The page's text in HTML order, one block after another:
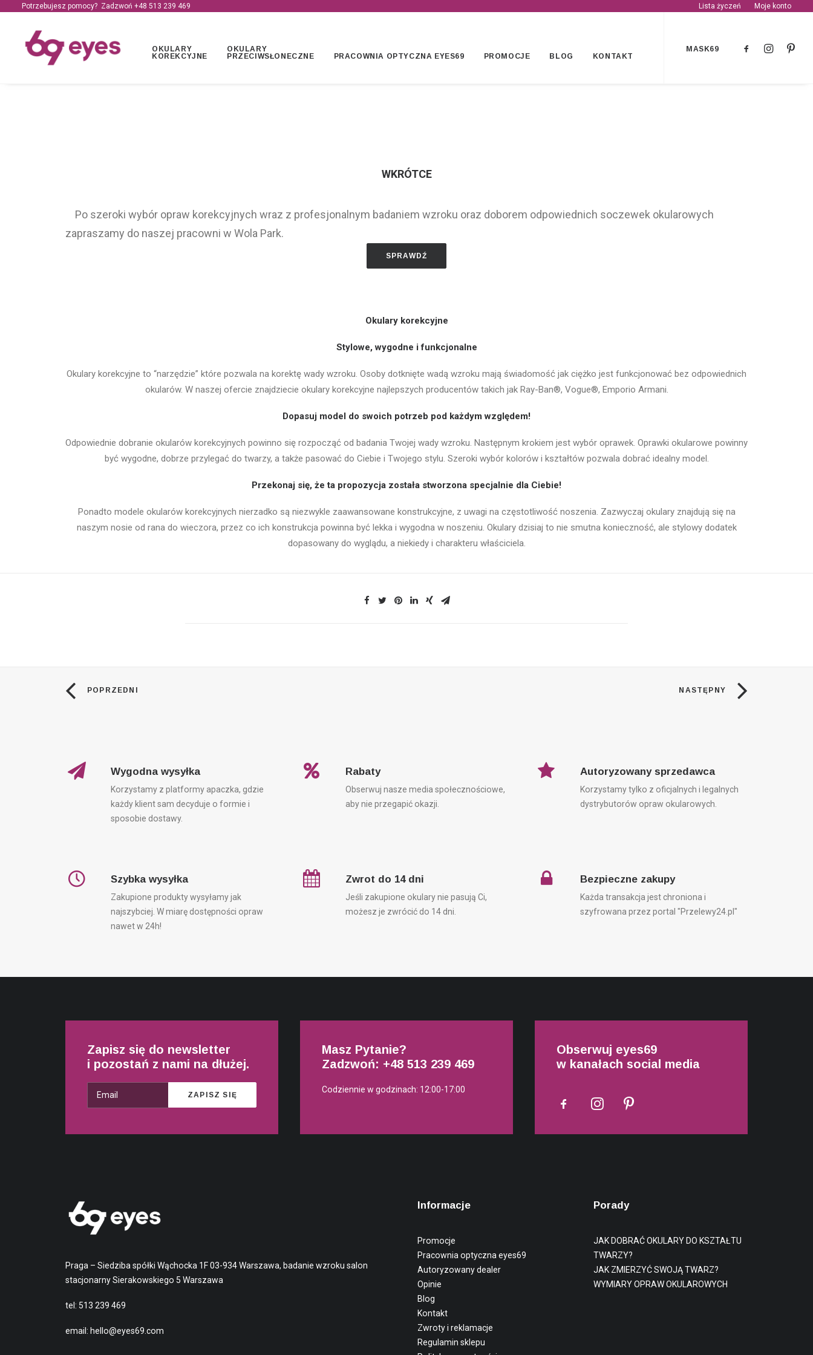
Potrzebujesz pomocy? Zadzwoń +48 513 239 469 Lista życzeń Moje konto
OKULARY
KOREKCYJNE
OKULARY
PRZECIWSŁONECZNE
PRACOWNIA OPTYCZNA EYES69 PROMOCJE BLOG KONTAKT
MASK69
WKRÓTCE
Po szeroki wybór opraw korekcyjnych wraz z profesjonalnym badaniem wzroku oraz doborem odpowiednich soczewek okularowych
zapraszamy do naszej pracowni w Wola Park.
SPRAWDŹ
Okulary korekcyjne
Stylowe, wygodne i funkcjonalne
Okulary korekcyjne to “narzędzie” które pozwala na korektę wady wzroku. Osoby dotknięte wadą wzroku mają świadomość jak ciężko jest funkcjonować bez odpowiednich
okularów. W naszej ofercie znajdziecie okulary korekcyjne najlepszych producentów takich jak Ray-Ban®, Vogue®, Emporio Armani.
Dopasuj model do swoich potrzeb pod każdym względem!
Odpowiednie dobranie okularów korekcyjnych powinno się rozpocząć od badania Twojej wady wzroku. Następnym krokiem jest wybór oprawek. Oprawki okularowe powinny
być wygodne, dobrze przylegać do twarzy, a także pasować do Ciebie i Twojego stylu. Szeroki wybór kolorów i kształtów pozwala dobrać idealny model.
Przekonaj się, że ta propozycja została stworzona specjalnie dla Ciebie!
Ponadto modele okularów korekcyjnych nierzadko są niezwykle zaawansowane konstrukcyjne, z uwagi na częstotliwość noszenia. Zazwyczaj okulary znajdują się na
naszym nosie od rana do wieczora, przez co ich konstrukcja powinna być lekka i wygodna w noszeniu. Okulary dzisiaj to nie smutna konieczność, ale stylowy dodatek
dopasowany do wyglądu, a niekiedy i charakteru właściciela.
POPRZEDNI NASTĘPNY
Wygodna wysyłka
Korzystamy z platformy apaczka, gdzie
każdy klient sam decyduje o formie i
sposobie dostawy.
Rabaty
Obserwuj nasze media społecznościowe,
aby nie przegapić okazji.
Autoryzowany sprzedawca
Korzystamy tylko z oficjalnych i legalnych
dystrybutorów opraw okularowych.
Szybka wysyłka
Zakupione produkty wysyłamy jak
najszybciej. W miarę dostępności opraw
nawet w 24h!
Zwrot do 14 dni
Jeśli zakupione okulary nie pasują Ci,
możesz je zwrócić do 14 dni.
Bezpieczne zakupy
Każda transakcja jest chroniona i
szyfrowana przez portal "Przelewy24.pl"
Zapisz się do newsletter
i pozostań z nami na dłużej.
Masz Pytanie?
Zadzwoń: +48 513 239 469
Codziennie w godzinach: 12:00-17:00
Obserwuj eyes69
w kanałach social media
Praga – Siedziba spółki Wąchocka 1F 03-934 Warszawa, badanie wzroku salon
stacjonarny Sierakowskiego 5 Warszawa
tel: 513 239 469
email: hello@eyes69.com
Informacje
Promocje
Pracownia optyczna eyes69
Autoryzowany dealer
Opinie
Blog
Kontakt
Zwroty i reklamacje
Regulamin sklepu
Porady
JAK DOBRAĆ OKULARY DO KSZTAŁTU
TWARZY?
JAK ZMIERZYĆ SWOJĄ TWARZ?
WYMIARY OPRAW OKULAROWYCH